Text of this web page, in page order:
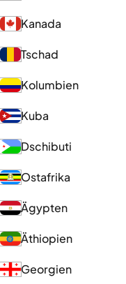
Kanada
Tschad
Kolumbien
Kuba
Dschibuti
Ostafrika
Ägypten
Äthiopien
Georgien